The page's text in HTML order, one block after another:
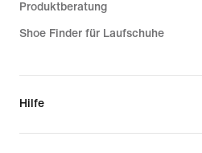
Produktberatung
Shoe Finder für Laufschuhe
Hilfe